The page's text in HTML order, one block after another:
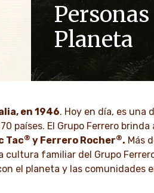
Planeta
Como empresa familiar,
respeto, la integridad y la
DESCUBRE MÁS
en 1946. Hoy en día, es una
países. El Grupo Ferrero
Tac® y Ferrero Rocher®. Más
familiar del Grupo
el planeta y las comunidades